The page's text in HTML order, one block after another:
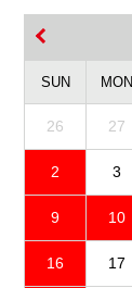
SUN MON
26 27
2 3
9 10
16 17